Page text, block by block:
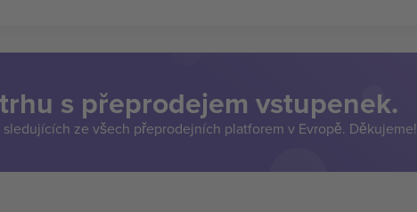
s přeprodejem vstupenek.
ze všech přeprodejních platforem v Evropě. Děkujeme!